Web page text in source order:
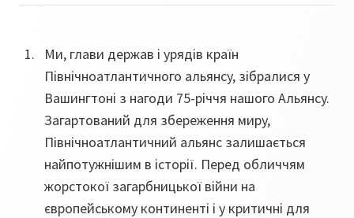
Ми, глави держав і урядів країн
Північноатлантичного альянсу, зібралися у
Вашингтоні з нагоди 75-річчя нашого Альянсу.
Загартований для збереження миру,
Північноатлантичний альянс залишається
найпотужнішим в історії. Перед обличчям
жорстокої загарбницької війни на
європейському континенті і у критичні для